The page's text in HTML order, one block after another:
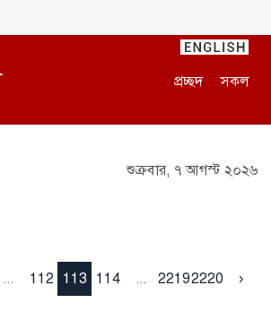
প্রচ্ছদ সকল
শুক্রবার, ৭ আগস্ট ২০২৬
... 112 113 114 ... 22192220 ›